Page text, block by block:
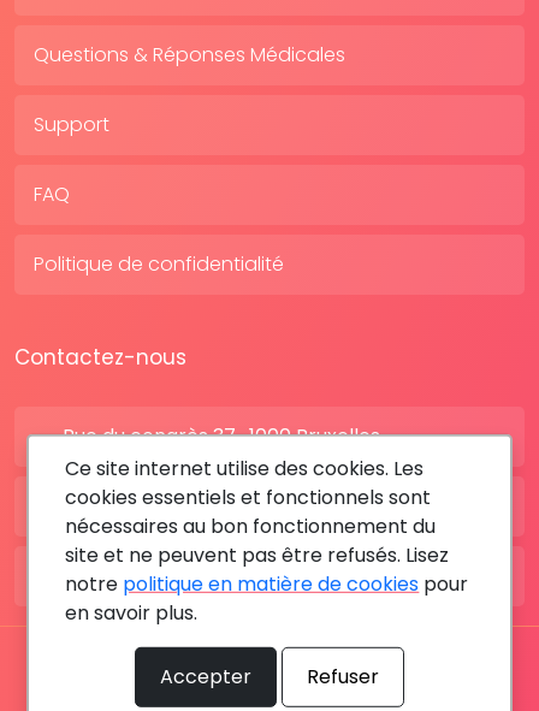
Questions & Réponses Médicales
Support
FAQ
Politique de confidentialité
Contactez-nous
Rue du congrès 37 , 1000 Bruxelles
BE: +32 28080227
FR: +33 183642895
Tous les droits sont réservés © 2026 RDV MÉDICAL By
MediaSatCom
Ce site internet utilise des cookies. Les
cookies essentiels et fonctionnels sont
nécessaires au bon fonctionnement du
site et ne peuvent pas être refusés. Lisez
notre politique en matière de cookies pour
en savoir plus.
Accepter Refuser